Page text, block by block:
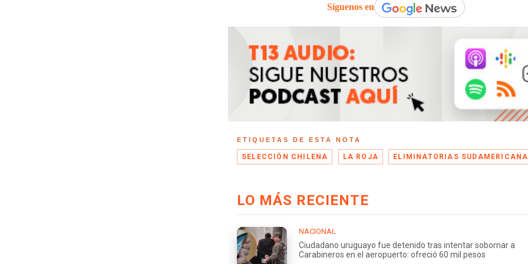
Síguenos en
ETIQUETAS DE ESTA NOTA
SELECCIÓN CHILENA LA ROJA ELIMINATORIAS
LO MÁS RECIENTE
NACIONAL
Ciudadano uruguayo fue detenido tras intentar sobornar a
Carabineros en el aeropuerto: ofreció 60 mil pesos